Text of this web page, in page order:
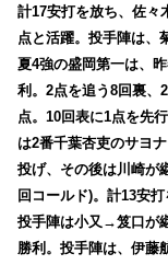
計17安打を放ち、佐々
点と活躍。投手陣は
夏4強の盛岡第一は、
利。2点を追う8回裏、
点。10回表に1点を先
は2番千葉杏吏のサヨ
投げ、その後は川崎が
回コールド)。計13安
投手陣は小又→笈口が
勝利。投手陣は、伊藤